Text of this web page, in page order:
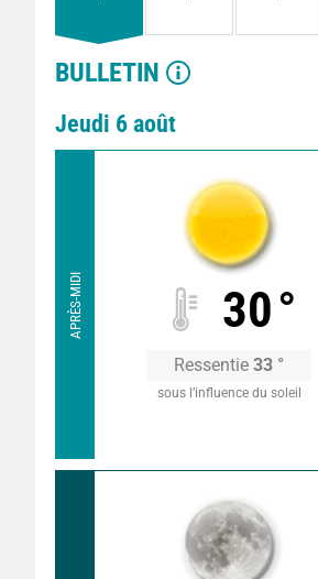
BULLETIN
Jeudi 6 août
APRÈS-MIDI 30°
Ressentie 33 °
sous l’influence du soleil